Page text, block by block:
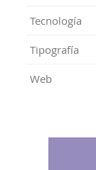
Tecnología
Tipografía
Web